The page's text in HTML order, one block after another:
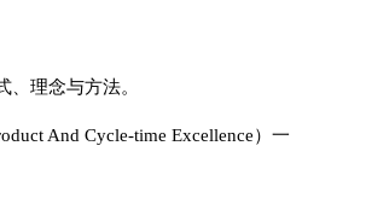
、理念与方法。
And Cycle-time Excellence）一